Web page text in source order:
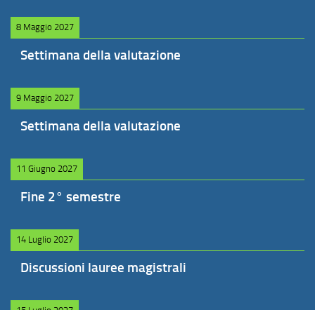
8 Maggio 2027
Settimana della valutazione
9 Maggio 2027
Settimana della valutazione
11 Giugno 2027
Fine 2° semestre
14 Luglio 2027
Discussioni lauree magistrali